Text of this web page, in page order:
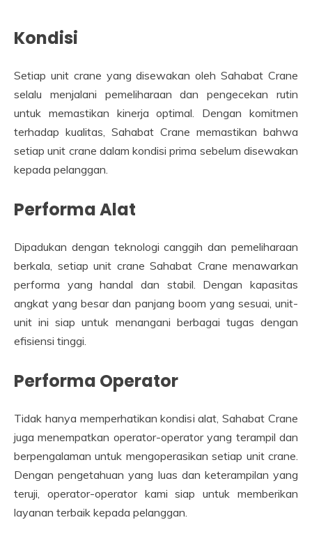
Kondisi
Setiap unit crane yang disewakan oleh Sahabat Crane
selalu menjalani pemeliharaan dan pengecekan rutin
untuk memastikan kinerja optimal. Dengan komitmen
terhadap kualitas, Sahabat Crane memastikan bahwa
setiap unit crane dalam kondisi prima sebelum disewakan
kepada pelanggan.
Performa Alat
Dipadukan dengan teknologi canggih dan pemeliharaan
berkala, setiap unit crane Sahabat Crane menawarkan
performa yang handal dan stabil. Dengan kapasitas
angkat yang besar dan panjang boom yang sesuai, unit-
unit ini siap untuk menangani berbagai tugas dengan
efisiensi tinggi.
Performa Operator
Tidak hanya memperhatikan kondisi alat, Sahabat Crane
juga menempatkan operator-operator yang terampil dan
berpengalaman untuk mengoperasikan setiap unit crane.
Dengan pengetahuan yang luas dan keterampilan yang
teruji, operator-operator kami siap untuk memberikan
layanan terbaik kepada pelanggan.